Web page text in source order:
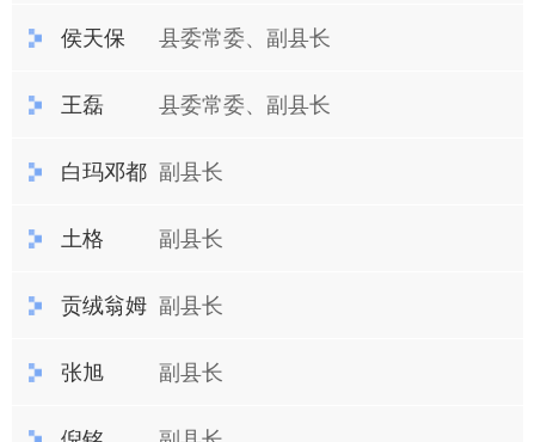
侯天保 县委常委、副县长
王磊 县委常委、副县长
白玛邓都 副县长
土格 副县长
贡绒翁姆 副县长
张旭 副县长